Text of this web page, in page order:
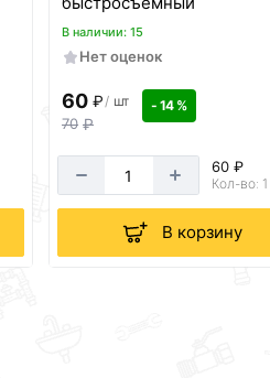
В наличии: 15
Нет оценок
60 ₽ / шт
70 ₽
- 14 %
60 ₽
Кол-во: 1
В корзину